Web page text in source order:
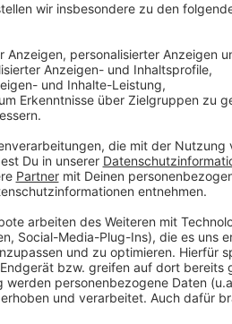
Wir
den
Wir
Ihren
die
Nutzung